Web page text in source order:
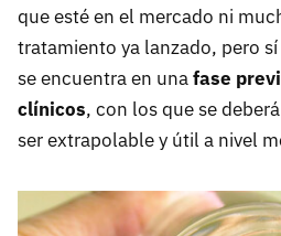
que esté en el mercado ni
tratamiento ya lanzado, pero
se encuentra en unafase
clínicos, con los que se
ser extrapolable y útil a nivel